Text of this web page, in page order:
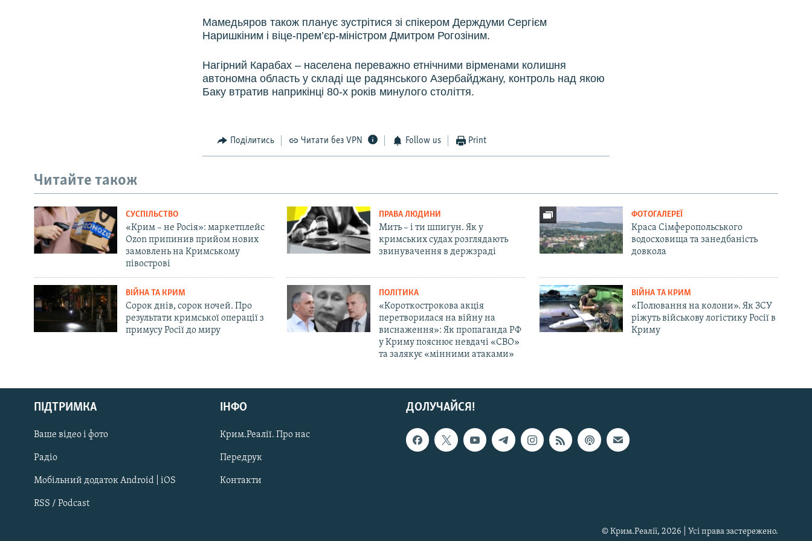
Русский
Qırımtatar
ДОЛУЧАЙСЯ!
Мамедьяров також планує зустрітися зі спікером Держдуми Сергієм
Наришкіним і віце-прем’єр-міністром Дмитром Рогозіним.
Нагірний Карабах – населена переважно етнічними вірменами колишня
автономна область у складі ще радянського Азербайджану, контроль над якою
Баку втратив наприкінці 80-х років минулого століття.
Поділитись Читати без VPN Follow us Print
Читайте також
СУСПІЛЬСТВО
«Крим – не Росія»: маркетплейс
Ozon припинив прийом нових
замовлень на Кримському
півострові
ПРАВА ЛЮДИНИ
Мить – і ти шпигун. Як у
кримських судах розглядають
звинувачення в держзраді
ФОТОГАЛЕРЕЇ
Краса Сімферопольського
водосховища та занедбаність
довкола
ВІЙНА ТА КРИМ
Сорок днів, сорок ночей. Про
результати кримської операції з
примусу Росії до миру
ПОЛІТИКА
«Короткострокова акція
перетворилася на війну на
виснаження»: Як пропаганда РФ
у Криму пояснює невдачі «СВО»
та залякує «мінними атаками»
ВІЙНА ТА КРИМ
«Полювання на колони». Як ЗСУ
ріжуть військову логістику Росії в
Криму
ДОЛУЧАЙСЯ!
ПІДТРИМКА
Ваше відео і фото
Радіо
Мобільний додаток Android | iOS
RSS / Podcast
ІНФО
Крим.Реалії. Про нас
Передрук
Контакти
© Крим.Реалії, 2026 | Усі права застережено.